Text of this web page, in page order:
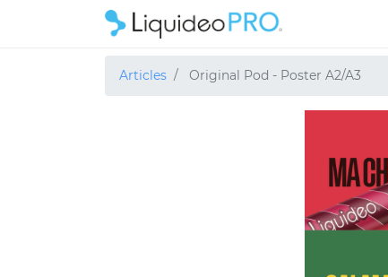
Articles Original Pod - Poster A2/A3